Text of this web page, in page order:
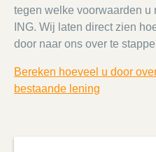
tegen welke voorwaarden u
ING. Wij laten direct zien
door naar ons over te
Bereken hoeveel u door
bestaande lening